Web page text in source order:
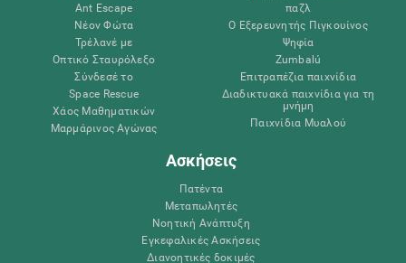
Ant Escape
Νέον Φώτα
Τρέλανέ με
Οπτικό Σταυρόλεξο
Σύνδεσέ το
Space Rescue
Χάος Μαθηματικών
Μαρμάρινος Αγώνας
παζλ
Ο Εξερευνητής Πιγκουίνος
Ψηφία
Zumbalú
Επιτραπέζια παιχνίδια
Διαδικτυακά παιχνίδια για τη
μνήμη
Παιχνίδια Μυαλού
Ασκήσεις
Πατέντα
Μεταπωλητές
Νοητική Ανάπτυξη
Εγκεφαλικές Ασκήσεις
Διανοητικές δοκιμές